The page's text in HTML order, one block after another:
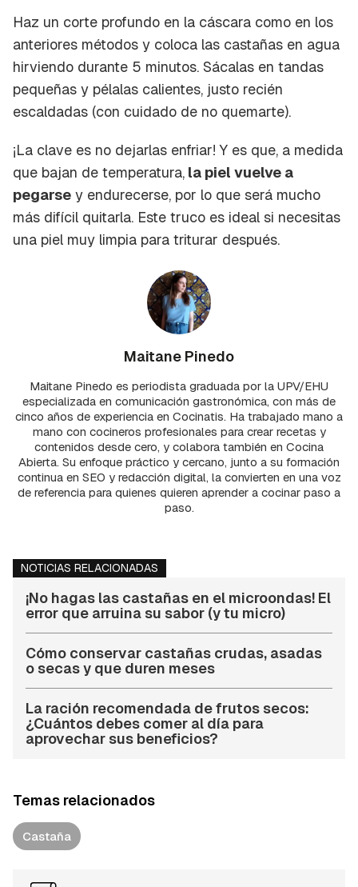
Haz un corte profundo en la cáscara como en los
anteriores métodos y coloca las castañas en agua
hirviendo durante 5 minutos. Sácalas en tandas
pequeñas y pélalas calientes, justo recién
escaldadas (con cuidado de no quemarte).
¡La clave es no dejarlas enfriar! Y es que, a medida
que bajan de temperatura, la piel vuelve a
pegarse y endurecerse, por lo que será mucho
más difícil quitarla. Este truco es ideal si necesitas
una piel muy limpia para triturar después.
Maitane Pinedo
Maitane Pinedo es periodista graduada por la UPV/EHU
especializada en comunicación gastronómica, con más de
cinco años de experiencia en Cocinatis. Ha trabajado mano a
mano con cocineros profesionales para crear recetas y
contenidos desde cero, y colabora también en Cocina
Abierta. Su enfoque práctico y cercano, junto a su formación
continua en SEO y redacción digital, la convierten en una voz
de referencia para quienes quieren aprender a cocinar paso a
paso.
NOTICIAS RELACIONADAS
¡No hagas las castañas en el microondas! El
error que arruina su sabor (y tu micro)
Cómo conservar castañas crudas, asadas
o secas y que duren meses
La ración recomendada de frutos secos:
¿Cuántos debes comer al día para
aprovechar sus beneficios?
Temas relacionados
Castaña